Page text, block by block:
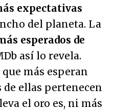
expectativas
del planeta. La
esperados de
así lo revela.
más esperan
de ellas pertenecen
el oro es, ni más